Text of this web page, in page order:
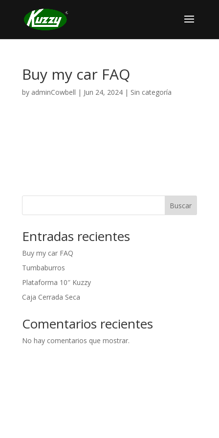
Buy my car FAQ
by adminCowbell | Jun 24, 2024| Sin categoría
Buscar
Entradas recientes
Buy my car FAQ
Tumbaburros
Plataforma 10″ Kuzzy
Caja Cerrada Seca
Comentarios recientes
No hay comentarios que mostrar.